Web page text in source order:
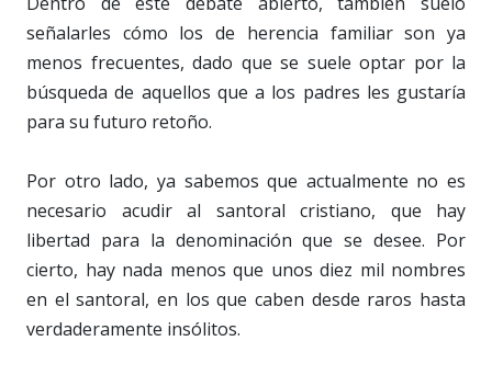
señalarles cómo los de herencia familiar son ya
menos frecuentes, dado que se suele optar por la
búsqueda de aquellos que a los padres les gustaría
para su futuro retoño.
Por otro lado, ya sabemos que actualmente no es
necesario acudir al santoral cristiano, que hay
libertad para la denominación que se desee. Por
cierto, hay nada menos que unos diez mil nombres
en el santoral, en los que caben desde raros hasta
verdaderamente insólitos.